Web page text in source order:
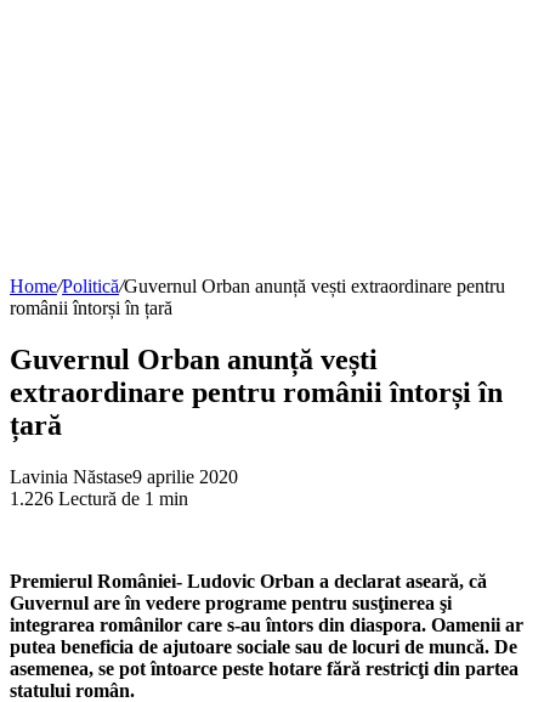
Home/Politică/Guvernul Orban anunță vești extraordinare pentru
românii întorși în țară
Guvernul Orban anunță vești
extraordinare pentru românii întorși în
țară
Lavinia Năstase9 aprilie 2020
1.226 Lectură de 1 min
Premierul României- Ludovic Orban a declarat aseară, că
Guvernul are în vedere programe pentru susţinerea şi
integrarea românilor care s-au întors din diaspora. Oamenii ar
putea beneficia de ajutoare sociale sau de locuri de muncă. De
asemenea, se pot întoarce peste hotare fără restricţi din partea
statului român.